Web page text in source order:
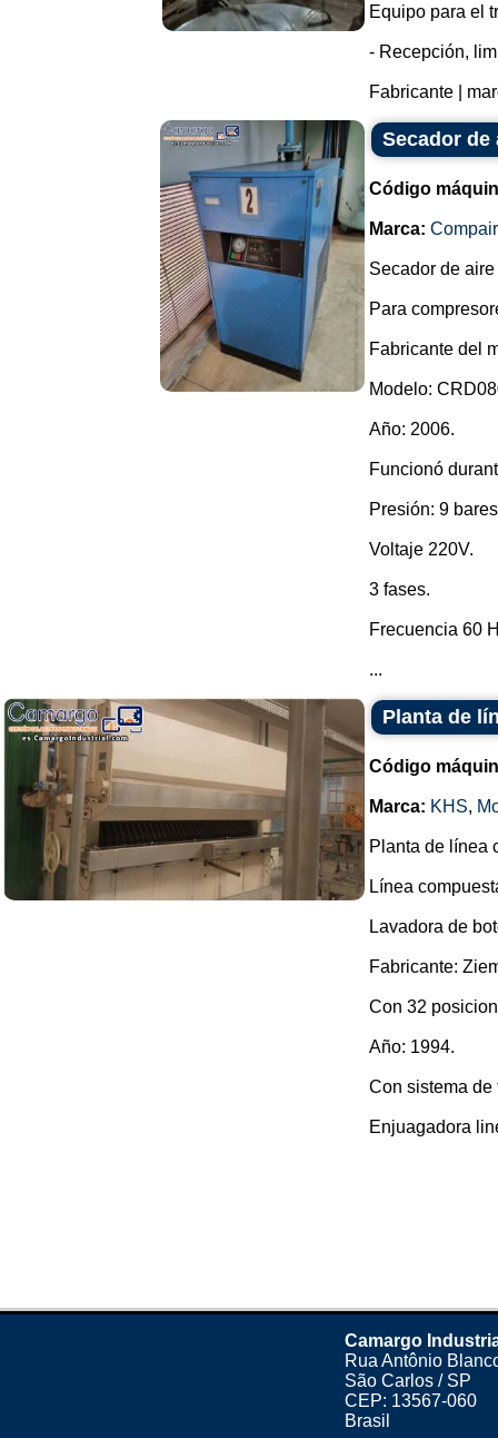
Equipo para el
- Recepción,
Fabricante |
Secador
Código
Marca: Compair
Secador de
Para
Fabricante del
Modelo:
Año: 2006.
Funcionó
Presión: 9
Voltaje 220V.
3 fases.
Frecuencia 60
...
Planta de
Código
Marca: KHS,
Planta de línea
Línea
Lavadora de
Fabricante:
Con 32
Año: 1994.
Con sistema de
Enjuagadora
Camargo
Rua Antônio
São Carlos / SP
CEP: 13567-060
Brasil